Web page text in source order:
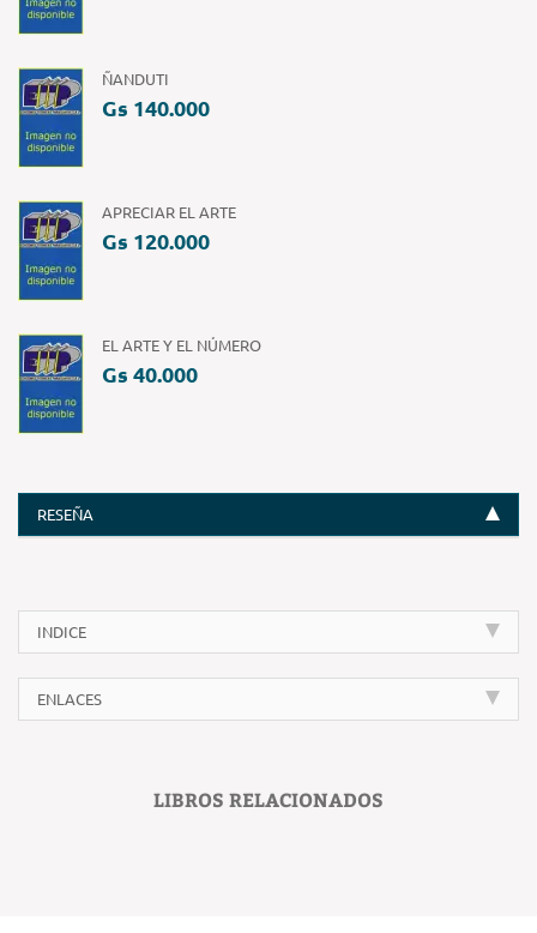
ÑANDUTI
Gs 140.000
APRECIAR EL ARTE
Gs 120.000
EL ARTE Y EL NÚMERO
Gs 40.000
RESEÑA
INDICE
ENLACES
LIBROS RELACIONADOS